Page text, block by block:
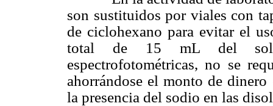
son sustituidos por viales con
de ciclohexano para evitar el
total de 15 mL del
espectrofotométricas, no se
ahorrándose el monto de
la presencia del sodio en las